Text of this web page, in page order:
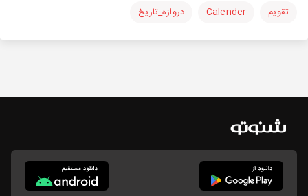
تقویم Calender دروازه_تاریخ